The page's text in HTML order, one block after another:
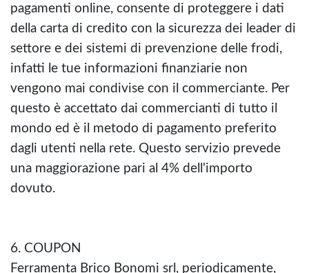
pagamenti online, consente di proteggere i dati
della carta di credito con la sicurezza dei leader di
settore e dei sistemi di prevenzione delle frodi,
infatti le tue informazioni finanziarie non
vengono mai condivise con il commerciante. Per
questo è accettato dai commercianti di tutto il
mondo ed è il metodo di pagamento preferito
dagli utenti nella rete. Questo servizio prevede
una maggiorazione pari al 4% dell'importo
dovuto.
6. COUPON
Ferramenta Brico Bonomi srl, periodicamente,